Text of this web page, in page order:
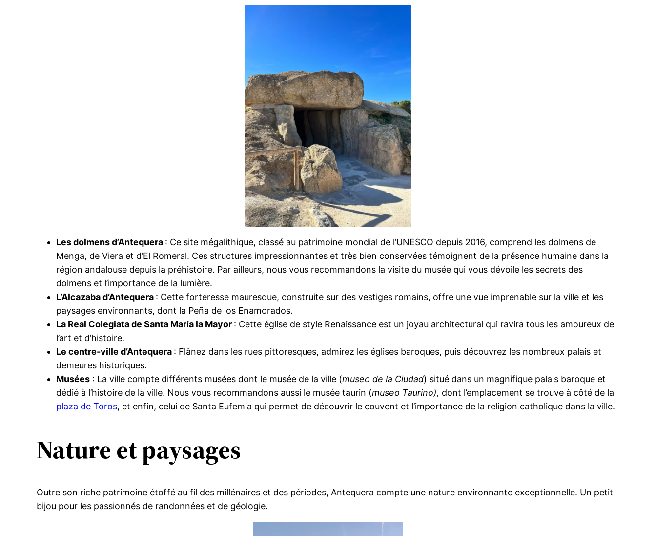
Les dolmens d’Antequera : Ce site mégalithique, classé au patrimoine mondial de l’UNESCO depuis 2016, comprend les dolmens de
Menga, de Viera et d’El Romeral. Ces structures impressionnantes et très bien conservées témoignent de la présence humaine dans la
région andalouse depuis la préhistoire. Par ailleurs, nous vous recommandons la visite du musée qui vous dévoile les secrets des
dolmens et l’importance de la lumière.
L’Alcazaba d’Antequera : Cette forteresse mauresque, construite sur des vestiges romains, offre une vue imprenable sur la ville et les
paysages environnants, dont la Peña de los Enamorados.
La Real Colegiata de Santa María la Mayor : Cette église de style Renaissance est un joyau architectural qui ravira tous les amoureux de
l’art et d’histoire.
Le centre-ville d’Antequera : Flânez dans les rues pittoresques, admirez les églises baroques, puis découvrez les nombreux palais et
demeures historiques.
Musées : La ville compte différents musées dont le musée de la ville (museo de la Ciudad) situé dans un magnifique palais baroque et
dédié à l’histoire de la ville. Nous vous recommandons aussi le musée taurin (museo Taurino), dont l’emplacement se trouve à côté de la
plaza de Toros, et enfin, celui de Santa Eufemia qui permet de découvrir le couvent et l’importance de la religion catholique dans la ville.
Nature et paysages
Outre son riche patrimoine étoffé au fil des millénaires et des périodes, Antequera compte une nature environnante exceptionnelle. Un petit
bijou pour les passionnés de randonnées et de géologie.